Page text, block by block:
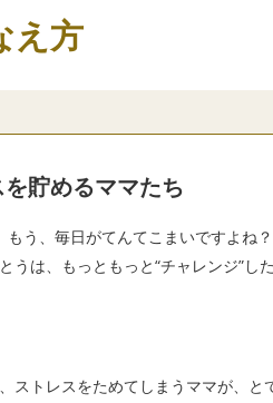
え方
貯めるママたち
う、毎日がてんてこまいですよね
は、もっともっと“チャレンジ”し
トレスをためてしまうママが、と